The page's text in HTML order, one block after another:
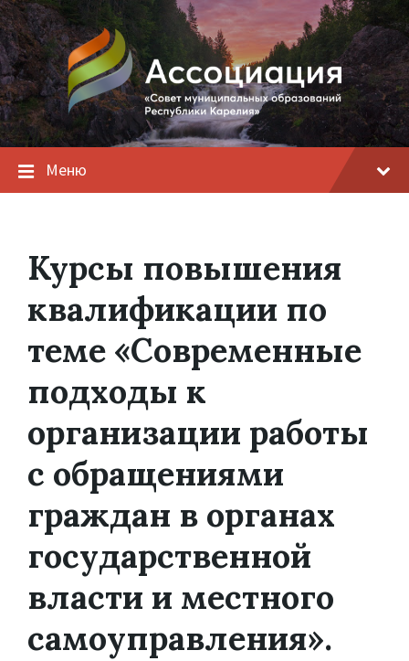
Меню
Курсы повышения
квалификации по
теме «Современные
подходы к
организации работы
с обращениями
граждан в органах
государственной
власти и местного
самоуправления».